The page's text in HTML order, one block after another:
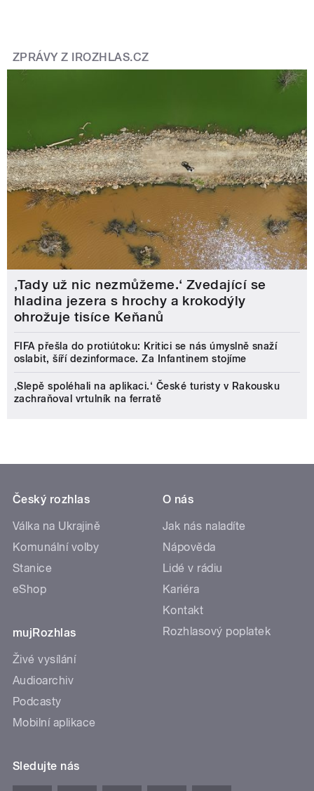
ZPRÁVY Z IROZHLAS.CZ
‚Tady už nic nezmůžeme.‘ Zvedající se
hladina jezera s hrochy a krokodýly
ohrožuje tisíce Keňanů
FIFA přešla do protiútoku: Kritici se nás úmyslně snaží
oslabit, šíří dezinformace. Za Infantinem stojíme
‚Slepě spoléhali na aplikaci.‘ České turisty v Rakousku
zachraňoval vrtulník na ferratě
Český rozhlas
Válka na Ukrajině
Komunální volby
Stanice
eShop
mujRozhlas
Živé vysílání
Audioarchiv
Podcasty
Mobilní aplikace
O nás
Jak nás naladíte
Nápověda
Lidé v rádiu
Kariéra
Kontakt
Rozhlasový poplatek
Sledujte nás